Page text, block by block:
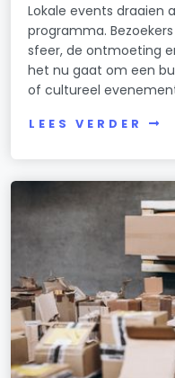
Lokale events draaien
programma.
sfeer, de ontmoeting
het nu gaat om een
of cultureel
LEES VERDER